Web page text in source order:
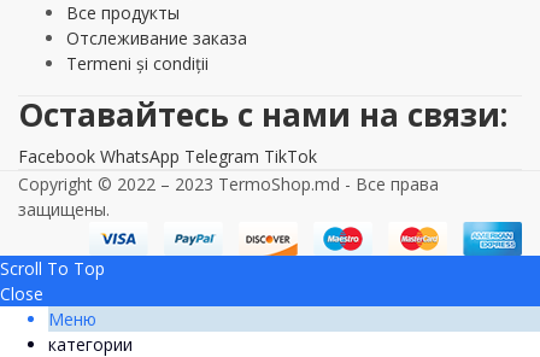
Все продукты
Отслеживание заказа
Termeni și condiții
Оставайтесь с нами на связи:
Facebook WhatsApp Telegram TikTok
Copyright © 2022 – 2023 TermoShop.md - Все права
защищены.
Scroll To Top
Close
Меню
категории